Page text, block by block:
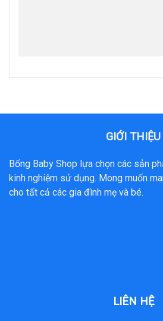
GIỚI THIỆU
Bống Baby Shop lựa chọn các sản
kinh nghiệm sử dụng. Mong muốn
cho tất cả các gia đình mẹ và bé.
LIÊN HỆ